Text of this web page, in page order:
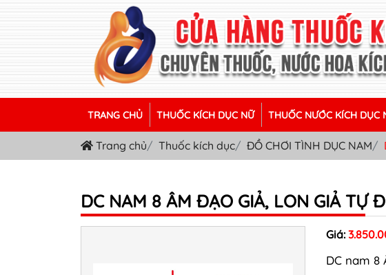
TRANG CHỦ THUỐC KÍCH DỤC NỮ THUỐC NƯỚC KÍCH DỤC
Trang chủ Thuốc kích dục ĐỒ CHƠI TÌNH DỤC NAM
DC NAM 8 ÂM ĐẠO GIẢ, LON GIẢ TỰ
Giá:
DC nam 8